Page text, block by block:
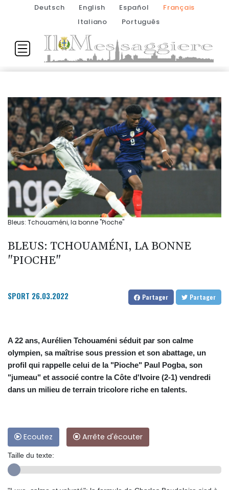
Deutsch English Español
Français
Italiano
Português
Bleus: Tchouaméni, la bonne "Pioche"
BLEUS: TCHOUAMÉNI, LA BONNE
"PIOCHE"
SPORT 26.03.2022 Partager Partager
A 22 ans, Aurélien Tchouaméni séduit par son calme
olympien, sa maîtrise sous pression et son abattage, un
profil qui rappelle celui de la "Pioche" Paul Pogba, son
"jumeau" et associé contre la Côte d'Ivoire (2-1) vendredi
dans un milieu de terrain tricolore riche en talents.
Ecoutez Arrête d'écouter
Taille du texte: